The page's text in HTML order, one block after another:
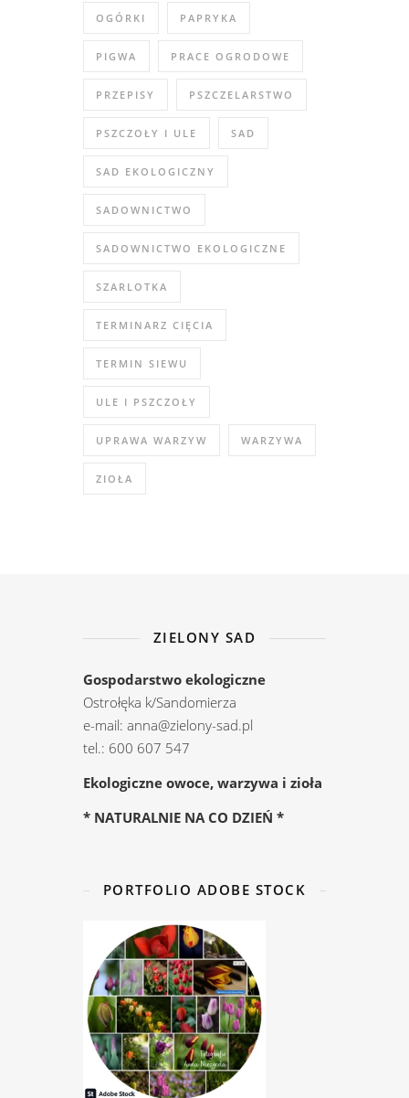
OGÓRKI PAPRYKA
PIGWA PRACE OGRODOWE
PRZEPISY PSZCZELARSTWO
PSZCZOŁY I ULE SAD
SAD EKOLOGICZNY
SADOWNICTWO
SADOWNICTWO EKOLOGICZNE
SZARLOTKA
TERMINARZ CIĘCIA
TERMIN SIEWU
ULE I PSZCZOŁY
UPRAWA WARZYW WARZYWA
ZIOŁA
ZIELONY SAD
Gospodarstwo ekologiczne
Ostrołęka k/Sandomierza
e-mail: anna@zielony-sad.pl
tel.: 600 607 547
Ekologiczne owoce, warzywa i zioła
* NATURALNIE NA CO DZIEŃ *
PORTFOLIO ADOBE STOCK